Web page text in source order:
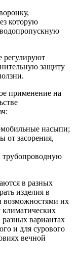
которую
регулируют
защиту
применение на
насыпи;
от засорения,
трубопроводную
в разных
изделия в
возможностями их
климатических
вариантах
и для сурового
вечной